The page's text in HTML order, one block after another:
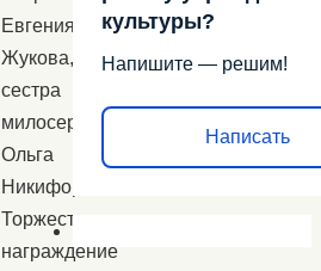
Евгения
Жукова,
сестра
милосердия
Ольга
Никифорова.
Торжественное
награждение
культуры?
Напишите — решим!
Написать